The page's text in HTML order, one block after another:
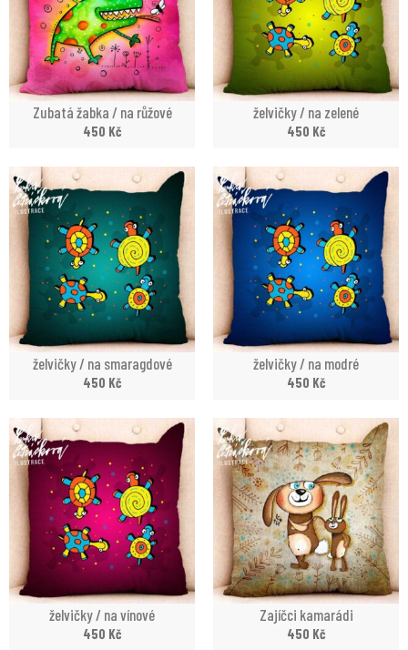
Zubatá žabka / na růžové
450 Kč
želvičky / na zelené
450 Kč
želvičky / na smaragdové
450 Kč
želvičky / na modré
450 Kč
želvičky / na vínové
450 Kč
Zajíčci kamarádi
450 Kč